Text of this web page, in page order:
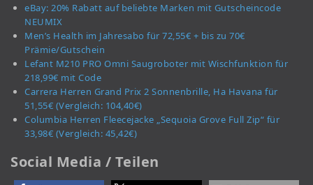
eBay: 20% Rabatt auf beliebte Marken mit Gutscheincode
NEUMIX
Men’s Health im Jahresabo für 72,55€ + bis zu 70€
Prämie/Gutschein
Lefant M210 PRO Omni Saugroboter mit Wischfunktion für
218,99€ mit Code
Carrera Herren Grand Prix 2 Sonnenbrille, Ha Havana für
51,55€ (Vergleich: 104,40€)
Columbia Herren Fleecejacke „Sequoia Grove Full Zip“ für
33,98€ (Vergleich: 45,42€)
Social Media / Teilen